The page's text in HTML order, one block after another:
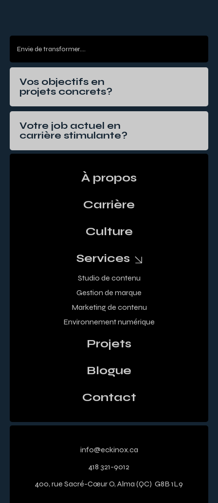
Envie de transformer....
Vos objectifs en
projets concrets?
Votre job actuel en
carrière stimulante?
À propos
Carrière
Culture
Services
Studio de contenu
Gestion de marque
Marketing de contenu
Environnement numérique
Projets
Blogue
Contact
info@eckinox.ca
418 321-9012
400, rue Sacré-Cœur O, Alma (QC) G8B 1L9